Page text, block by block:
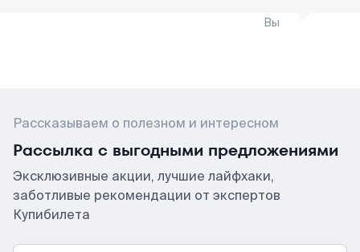
Вы
Рассказываем о полезном и интересном
Рассылка с выгодными предложениями
Эксклюзивные акции, лучшие лайфхаки,
заботливые рекомендации от экспертов
Купибилета